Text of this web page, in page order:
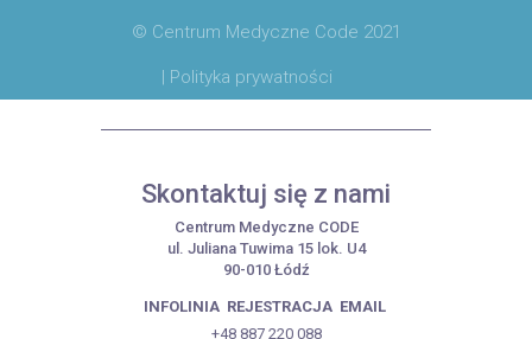
© Centrum Medyczne Code 2021
| Polityka prywatności
Skontaktuj się z nami
Centrum Medyczne CODE
ul. Juliana Tuwima 15 lok. U4
90-010 Łódź
INFOLINIA REJESTRACJA EMAIL
+48 887 220 088